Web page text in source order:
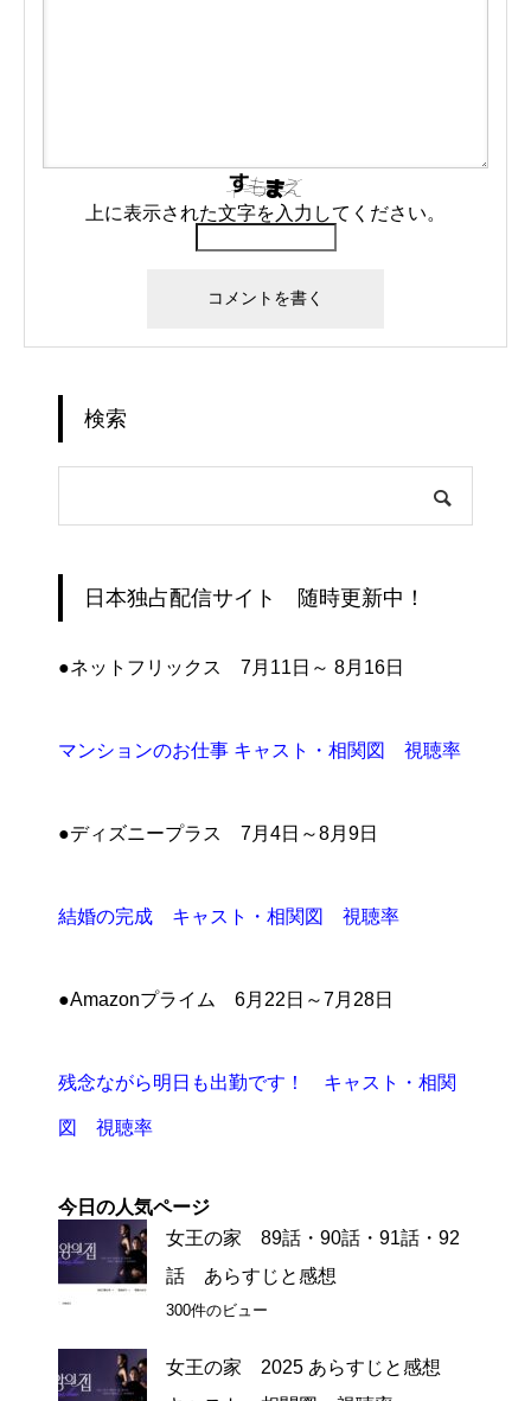
上に表示された文字を入力してください。
検索
日本独占配信サイト 随時更新中！
●ネットフリックス 7月11日～ 8月16日
マンションのお仕事 キャスト・相関図 視聴率
●ディズニープラス 7月4日～8月9日
結婚の完成 キャスト・相関図 視聴率
●Amazonプライム 6月22日～7月28日
残念ながら明日も出勤です！ キャスト・相関
図 視聴率
今日の人気ページ
女王の家 89話・90話・91話・92
話 あらすじと感想
300件のビュー
女王の家 2025 あらすじと感想